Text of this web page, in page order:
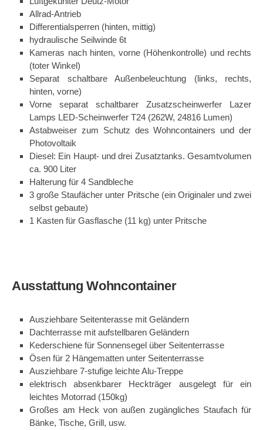
Allrad-Antrieb
Differentialsperren (hinten, mittig)
hydraulische Seilwinde 6t
Kameras nach hinten, vorne (Höhenkontrolle) und rechts
(toter Winkel)
Separat schaltbare Außenbeleuchtung (links, rechts,
hinten, vorne)
Vorne separat schaltbarer Zusatzscheinwerfer Lazer
Lamps LED-Scheinwerfer T24 (262W, 24816 Lumen)
Astabweiser zum Schutz des Wohncontainers und der
Photovoltaik
Diesel: Ein Haupt- und drei Zusatztanks. Gesamtvolumen
ca. 900 Liter
Halterung für 4 Sandbleche
3 große Staufächer unter Pritsche (ein Originaler und zwei
selbst gebaute)
1 Kasten für Gasflasche (11 kg) unter Pritsche
Ausstattung Wohncontainer
Ausziehbare Seitenterasse mit Geländern
Dachterrasse mit aufstellbaren Geländern
Kederschiene für Sonnensegel über Seitenterrasse
Ösen für 2 Hängematten unter Seitenterrasse
Ausziehbare 7-stufige leichte Alu-Treppe
elektrisch absenkbarer Heckträger ausgelegt für ein
leichtes Motorrad (150kg)
Großes am Heck von außen zugängliches Staufach für
Bänke, Tische, Grill, usw.